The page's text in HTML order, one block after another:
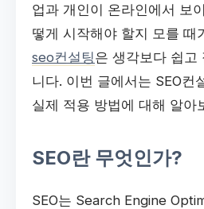
업과 개인이 온라인에서 보
떻게 시작해야 할지 모를 때
seo컨설팅은 생각보다 쉽고
니다. 이번 글에서는 SEO컨
실제 적용 방법에 대해 알아
SEO란 무엇인가?
SEO는 Search Engine